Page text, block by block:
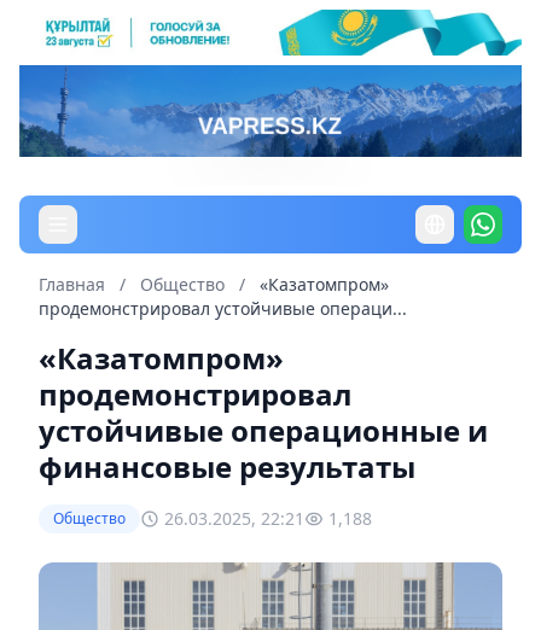
Главная / Общество /
«Казатомпром»
продемонстрировал устойчивые операци...
«Казатомпром»
продемонстрировал
устойчивые операционные и
финансовые результаты
Общество 26.03.2025, 22:21 1,188